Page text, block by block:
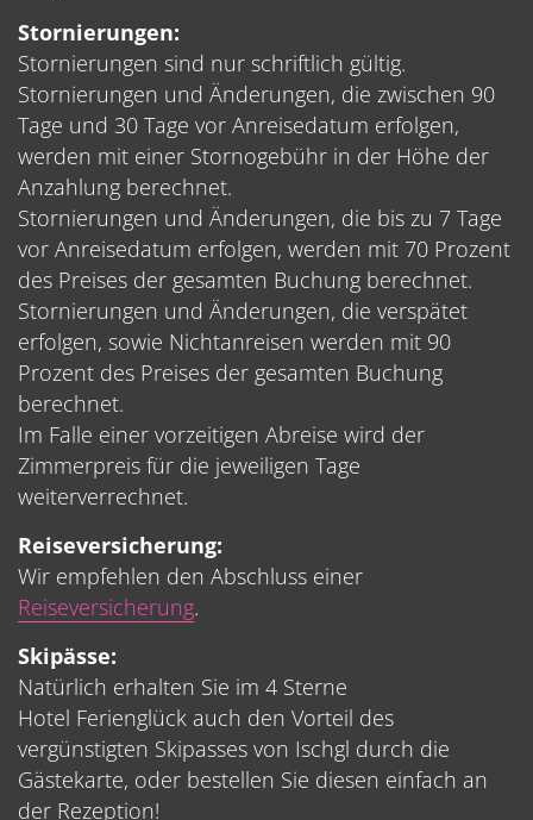
Stornierungen:
Stornierungen sind nur schriftlich gültig.
Stornierungen und Änderungen, die zwischen 90
Tage und 30 Tage vor Anreisedatum erfolgen,
werden mit einer Stornogebühr in der Höhe der
Anzahlung berechnet.
Stornierungen und Änderungen, die bis zu 7 Tage
vor Anreisedatum erfolgen, werden mit 70 Prozent
des Preises der gesamten Buchung berechnet.
Stornierungen und Änderungen, die verspätet
erfolgen, sowie Nichtanreisen werden mit 90
Prozent des Preises der gesamten Buchung
berechnet.
Im Falle einer vorzeitigen Abreise wird der
Zimmerpreis für die jeweiligen Tage
weiterverrechnet.
Reiseversicherung:
Wir empfehlen den Abschluss einer
Reiseversicherung.
Skipässe:
Natürlich erhalten Sie im 4 Sterne
Hotel Ferienglück auch den Vorteil des
vergünstigten Skipasses von Ischgl durch die
Gästekarte, oder bestellen Sie diesen einfach an
der Rezeption!